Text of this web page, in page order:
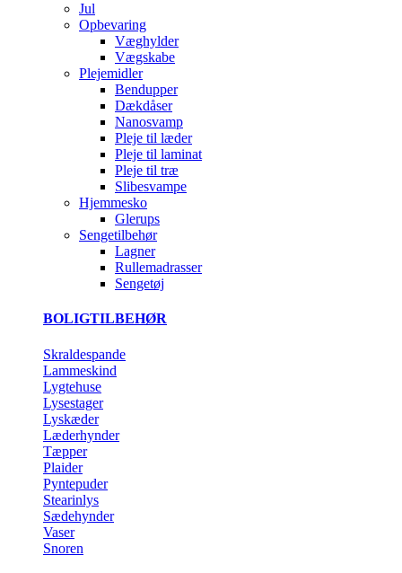
Jul
Opbevaring
Væghylder
Vægskabe
Plejemidler
Bendupper
Dækdåser
Nanosvamp
Pleje til læder
Pleje til laminat
Pleje til træ
Slibesvampe
Hjemmesko
Glerups
Sengetilbehør
Lagner
Rullemadrasser
Sengetøj
BOLIGTILBEHØR
Skraldespande
Lammeskind
Lygtehuse
Lysestager
Lyskæder
Læderhynder
Tæpper
Plaider
Pyntepuder
Stearinlys
Sædehynder
Vaser
Snoren